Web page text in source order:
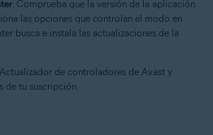
: Comprueba que la versión de la aplicación
las opciones que controlan el modo en
busca e instala las actualizaciones de la
de controladores de Avast y
de tu suscripción.